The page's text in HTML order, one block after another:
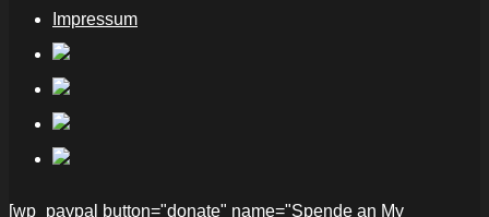
Impressum
[wp_paypal button="donate" name="Spende an My